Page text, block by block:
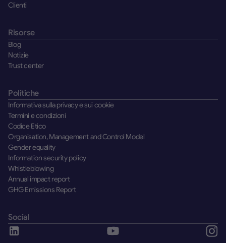
Clienti
Risorse
Blog
Notizie
Trust center
Politiche
Informativa sulla privacy e sui cookie
Termini e condizioni
Codice Etico
Organisation, Management and Control Model
Gender equality
Information security policy
Whistleblowing
Annual impact report
GHG Emissions Report
Social